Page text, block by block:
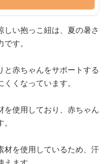
い抱っこ紐は、夏の暑さ
す。
赤ちゃんをサポートする
くなっています。
を使用しており、赤ちゃん
材を使用しているため、汗